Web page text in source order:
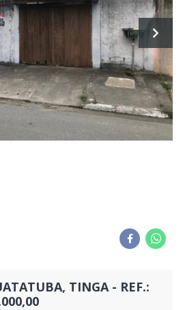
TINGA - REF.: